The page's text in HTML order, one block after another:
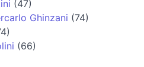
(47)
Ghinzani (74)
(66)